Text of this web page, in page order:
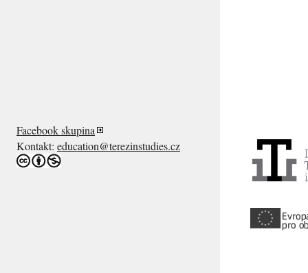
Facebook skupina
Kontakt: education@terezinstudies.cz